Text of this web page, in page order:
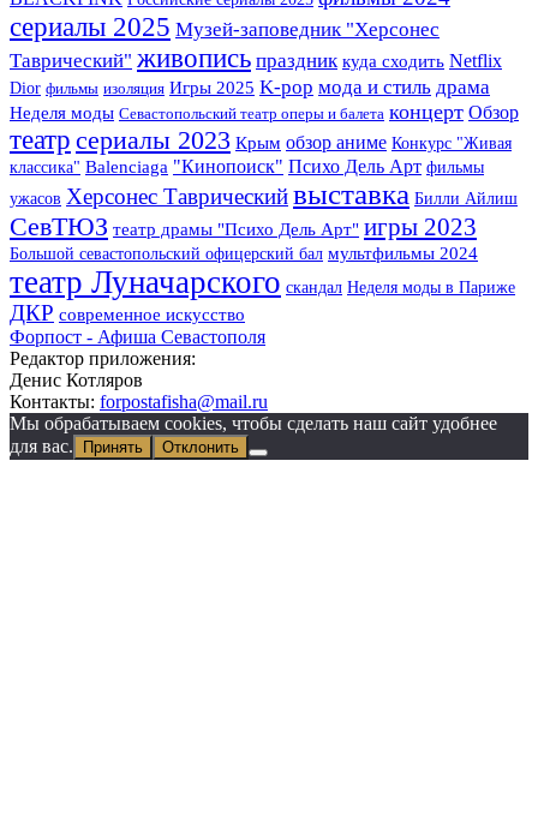
сериалы 2025 Музей-заповедник "Херсонес
Таврический" живопись праздник куда сходить Netflix
Dior фильмы изоляция Игры 2025 K-pop мода и стиль драма
Неделя моды Севастопольский театр оперы и балета концерт Обзор
театр сериалы 2023 Крым обзор аниме Конкурс "Живая
классика" Balenciaga "Кинопоиск" Психо Дель Арт фильмы
ужасов Херсонес Таврическийвыставка Билли Айлиш
СевТЮЗ театр драмы "Психо Дель Арт" игры 2023
Большой севастопольский офицерский бал мультфильмы 2024
театр Луначарского скандал Неделя моды в Париже
ДКР современное искусство
Форпост - Афиша Севастополя
Редактор приложения:
Денис Котляров
Контакты: forpostafisha@mail.ru
Мы обрабатываем cookies, чтобы сделать наш сайт удобнее
для вас.
Принять Отклонить